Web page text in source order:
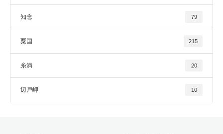
知念 79
粟国 215
糸満 20
辺戸岬 10